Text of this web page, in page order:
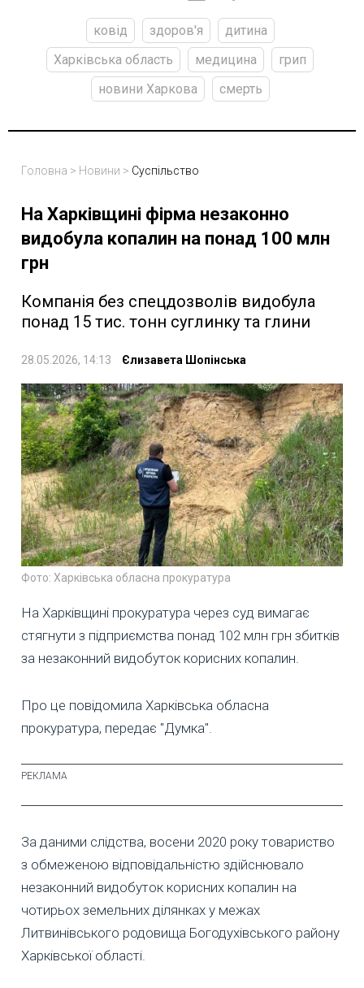
ковід здоров'я
дитина
Харківська область
медицина
грип
новини Харкова
смерть
Головна > Новини > Суспільство
На Харківщині фірма незаконно
видобула копалин на понад 100 млн
грн
Компанія без спецдозволів видобула
понад 15 тис. тонн суглинку та глини
28.05.2026, 14:13 Єлизавета Шопінська
Фото: Харківська обласна прокуратура
На Харківщині прокуратура через суд вимагає
стягнути з підприємства понад 102 млн грн збитків
за незаконний видобуток корисних копалин.
Про це повідомила Харківська обласна
прокуратура, передає "Думка".
За даними слідства, восени 2020 року товариство
з обмеженою відповідальністю здійснювало
незаконний видобуток корисних копалин на
чотирьох земельних ділянках у межах
Литвинівського родовища Богодухівського району
Харківської області.